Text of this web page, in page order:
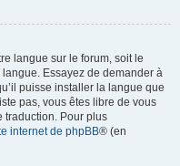
langue sur le forum, soit le
langue. Essayez de demander à
puisse installer la langue que
pas, vous êtes libre de vous
traduction. Pour plus
internet de phpBB® (en